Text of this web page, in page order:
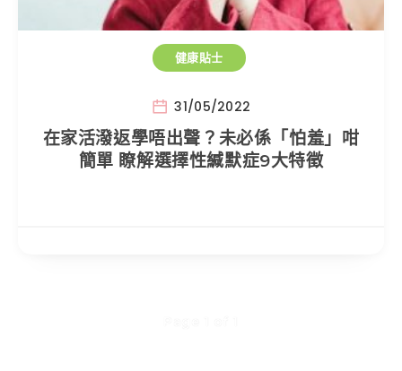
健康貼士
31/05/2022
在家活潑返學唔出聲？未必係「怕羞」咁
簡單 瞭解選擇性緘默症9大特徵